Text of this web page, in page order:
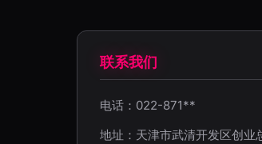
联系我们
电话：022-871**
地址：天津市武清开发区创业